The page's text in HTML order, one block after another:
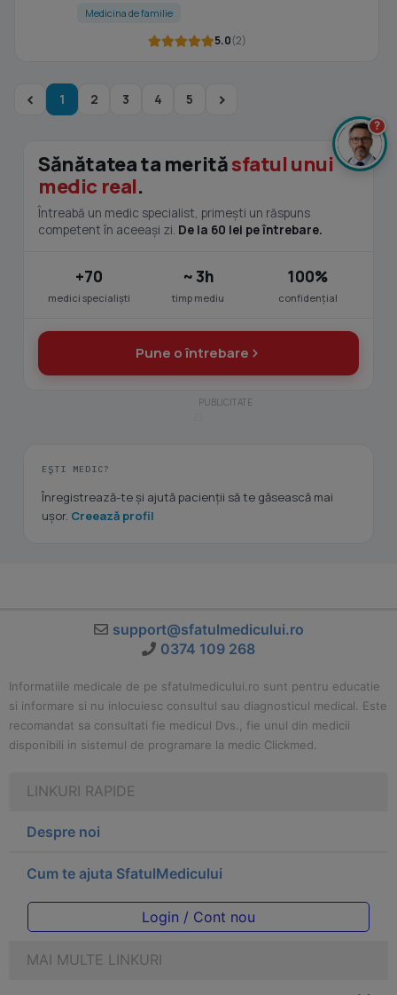
Medicina de familie
5.0(2)
1 2 3 4 5
Sănătatea ta merităsfatul unui
medic real.
Întreabă un medic specialist, primești un răspuns
competent în aceeași zi. De la 60 lei pe întrebare.
+70
medici specialiști
~ 3h
timp mediu
100%
confidențial
Pune o întrebare
EȘTI MEDIC?
Înregistrează-te și ajută pacienții să te găsească mai
ușor. Creează profil
support@sfatulmedicului.ro
0374 109 268
Informatiile medicale de pe sfatulmedicului.ro sunt pentru educatie
si informare si nu inlocuiesc consultul sau diagnosticul medical. Este
recomandat sa consultati fie medicul Dvs., fie unul din medicii
disponibili in sistemul de programare la medic Clickmed.
LINKURI RAPIDE
Despre noi
Cum te ajuta SfatulMedicului
Login / Cont nou
MAI MULTE LINKURI
?